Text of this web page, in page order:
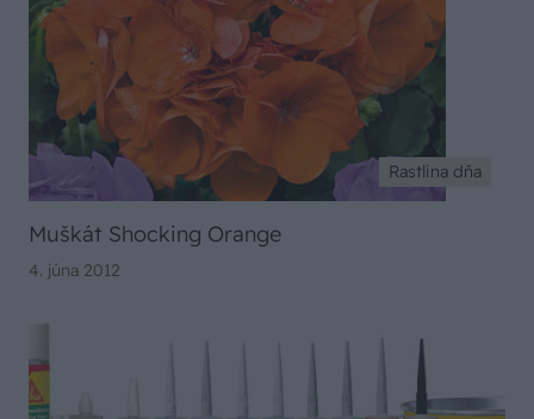
Rastlina dňa
Muškát Shocking Orange
4. júna 2012